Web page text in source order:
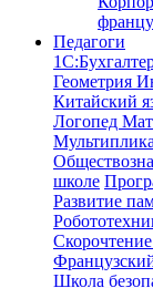
Педагоги
Геометрия
Китайский
Логопед
школе
Развитие
Скорочтение
Школа